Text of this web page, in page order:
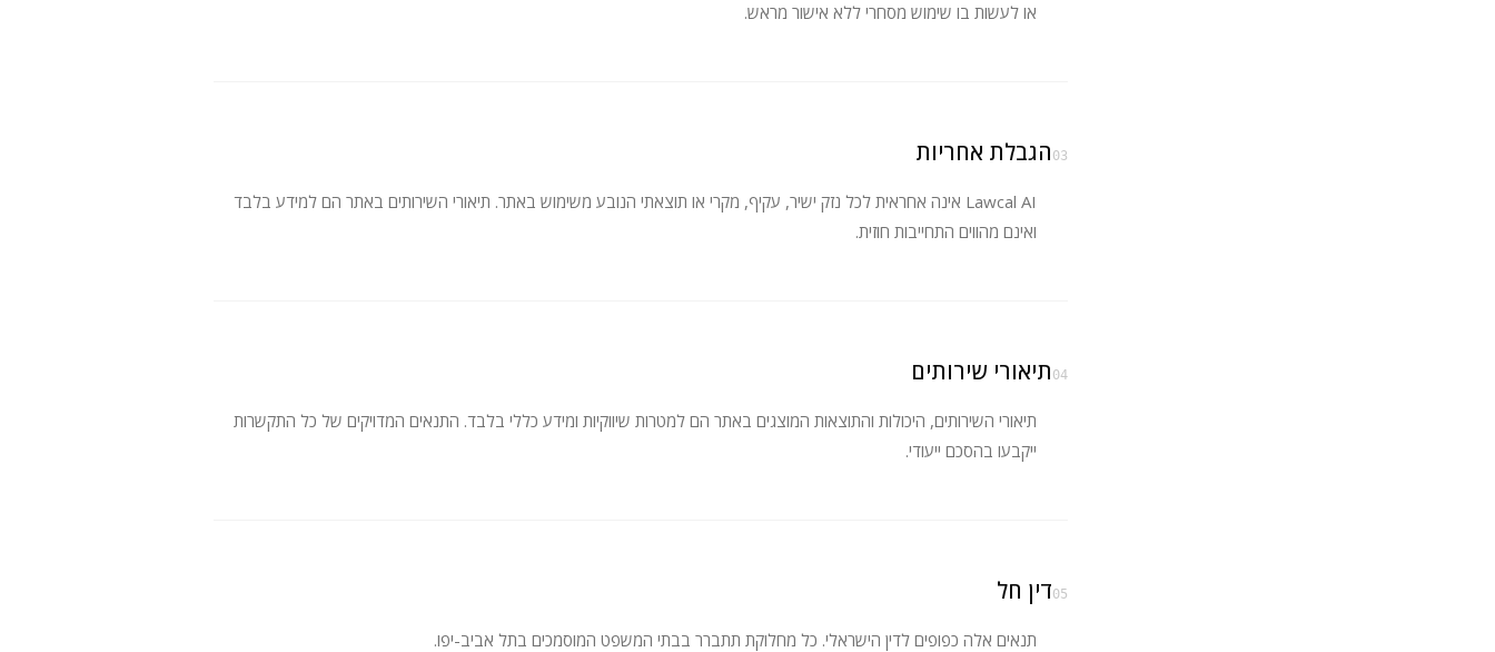
או לעשות בו שימוש מסחרי ללא אישור מראש.
03 הגבלת אחריות
Lawcal AI אינה אחראית לכל נזק ישיר, עקיף, מקרי או תוצאתי הנובע משימוש באתר. תיאורי השירותים באתר הם למידע בלבד
ואינם מהווים התחייבות חוזית.
04 תיאורי שירותים
תיאורי השירותים, היכולות והתוצאות המוצגים באתר הם למטרות שיווקיות ומידע כללי בלבד. התנאים המדויקים של כל התקשרות
ייקבעו בהסכם ייעודי.
05דין חל
תנאים אלה כפופים לדין הישראלי. כל מחלוקת תתברר בבתי המשפט המוסמכים בתל אביב-יפו.